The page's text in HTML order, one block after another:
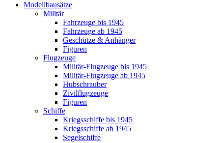
Modellbausätze
Militär
Fahrzeuge bis 1945
Fahrzeuge ab 1945
Geschütze & Anhänger
Figuren
Flugzeuge
Militär-Flugzeuge bis 1945
Militär-Flugzeuge ab 1945
Hubschrauber
Zivilflugzeuge
Figuren
Schiffe
Kriegsschiffe bis 1945
Kriegsschiffe ab 1945
Segelschiffe